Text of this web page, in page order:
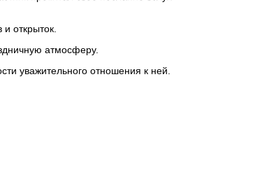
открыток.
атмосферу.
уважительного отношения к ней.